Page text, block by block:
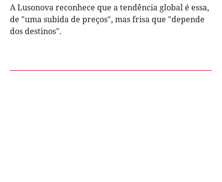
A Lusonova reconhece que a tendência global é essa,
de "uma subida de preços", mas frisa que "depende
dos destinos".